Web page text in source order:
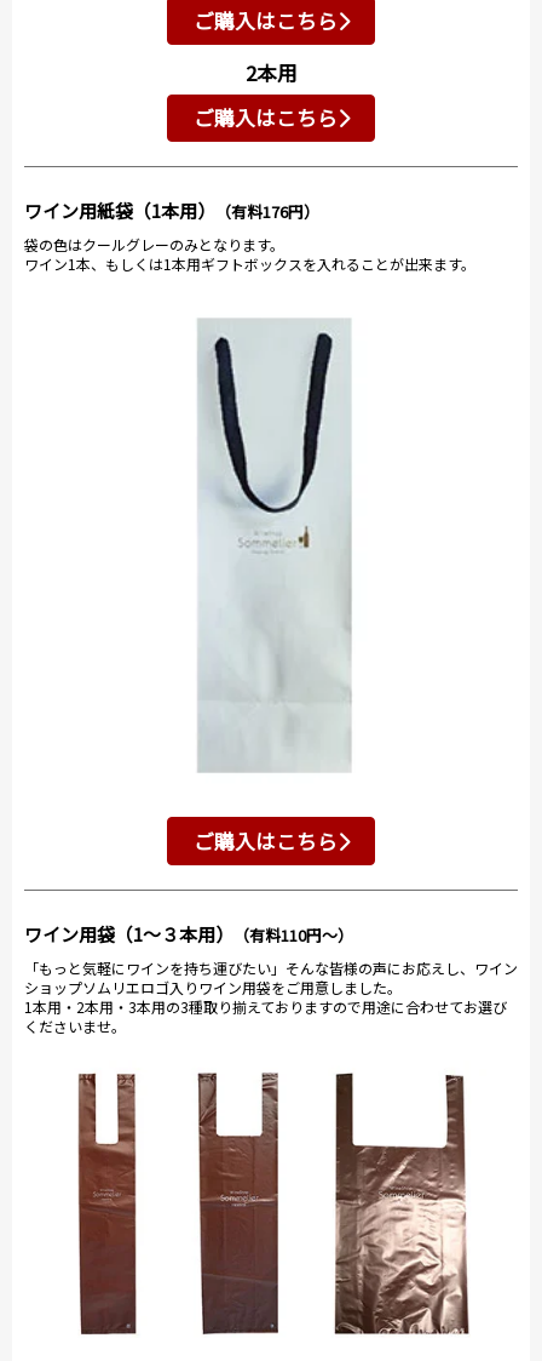
ご購入はこちら
2本用
ご購入はこちら
ワイン用紙袋（1本用） （有料176円）
袋の色はクールグレーのみとなります。
ワイン1本、もしくは1本用ギフトボックスを入れることが出来ます。
ご購入はこちら
ワイン用袋（1～３本用） （有料110円～）
「もっと気軽にワインを持ち運びたい」そんな皆様の声にお応えし、ワイン
ショップソムリエロゴ入りワイン用袋をご用意しました。
1本用・2本用・3本用の3種取り揃えておりますので用途に合わせてお選び
くださいませ。